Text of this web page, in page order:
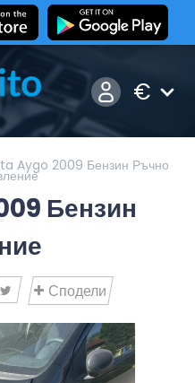
€
Aygo 2009 Бензин Ръчно
Бензин
Сподели